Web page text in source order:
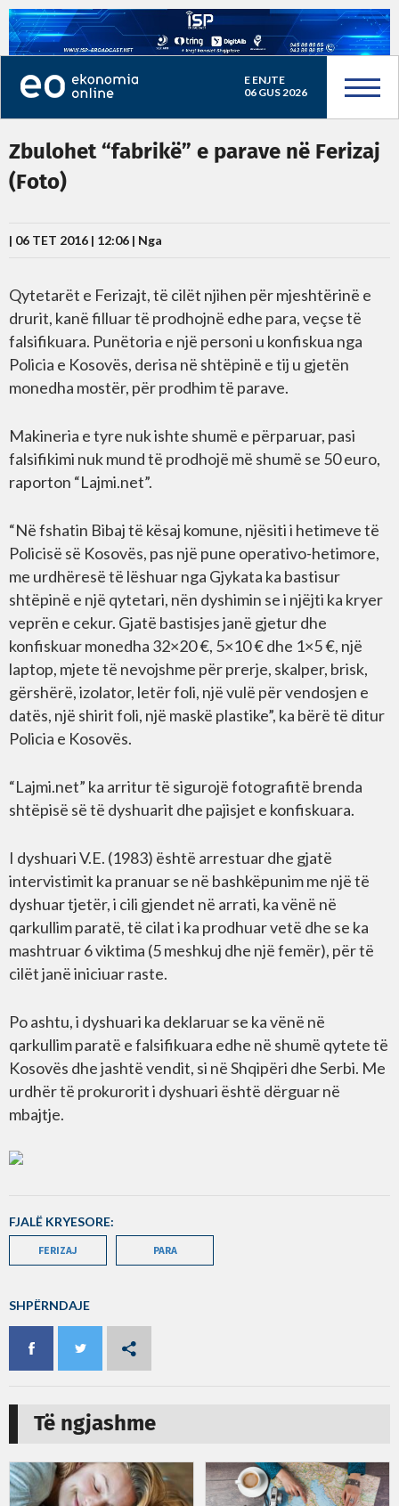
E ENJTE
06 GUS 2026
Zbulohet “fabrikë” e parave në Ferizaj
(Foto)
| 06 TET 2016 | 12:06 | Nga
Qytetarët e Ferizajt, të cilët njihen për mjeshtërinë e
drurit, kanë filluar të prodhojnë edhe para, veçse të
falsifikuara. Punëtoria e një personi u konfiskua nga
Policia e Kosovës, derisa në shtëpinë e tij u gjetën
monedha mostër, për prodhim të parave.
Makineria e tyre nuk ishte shumë e përparuar, pasi
falsifikimi nuk mund të prodhojë më shumë se 50 euro,
raporton “Lajmi.net”.
“Në fshatin Bibaj të kësaj komune, njësiti i hetimeve të
Policisë së Kosovës, pas një pune operativo-hetimore,
me urdhëresë të lëshuar nga Gjykata ka bastisur
shtëpinë e një qytetari, nën dyshimin se i njëjti ka kryer
veprën e cekur. Gjatë bastisjes janë gjetur dhe
konfiskuar monedha 32×20 €, 5×10 € dhe 1×5 €, një
laptop, mjete të nevojshme për prerje, skalper, brisk,
gërshërë, izolator, letër foli, një vulë për vendosjen e
datës, një shirit foli, një maskë plastike”, ka bërë të ditur
Policia e Kosovës.
“Lajmi.net” ka arritur të sigurojë fotografitë brenda
shtëpisë së të dyshuarit dhe pajisjet e konfiskuara.
I dyshuari V.E. (1983) është arrestuar dhe gjatë
intervistimit ka pranuar se në bashkëpunim me një të
dyshuar tjetër, i cili gjendet në arrati, ka vënë në
qarkullim paratë, të cilat i ka prodhuar vetë dhe se ka
mashtruar 6 viktima (5 meshkuj dhe një femër), për të
cilët janë iniciuar raste.
Po ashtu, i dyshuari ka deklaruar se ka vënë në
qarkullim paratë e falsifikuara edhe në shumë qytete të
Kosovës dhe jashtë vendit, si në Shqipëri dhe Serbi. Me
urdhër të prokurorit i dyshuari është dërguar në
mbajtje.
FJALË KRYESORE:
FERIZAJ PARA
SHPËRNDAJE
Të ngjashme